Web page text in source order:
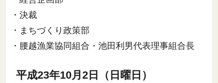
・決裁
・まちづくり政策部
・腰越漁業協同組合・池田利男代表理事組合長
平成23年10月2日（日曜日）